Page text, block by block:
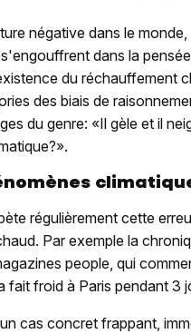
négative dans le
dans la
du réchauffement
des biais de
du genre: «Il gèle et il
régulièrement cette
Par exemple la
people, qui
fait froid à Paris pendant 3
cas concret frappant,